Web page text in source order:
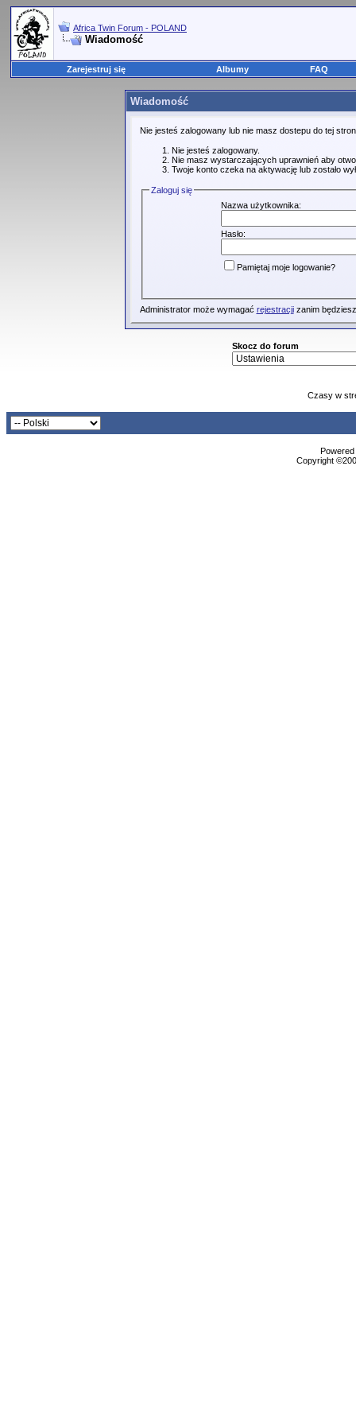
Africa Twin Forum - POLAND
Wiadomość
Zarejestruj się Albumy FAQ
Wiadomość
Nie jesteś zalogowany lub nie masz dostepu do tej
Nie jesteś zalogowany.
Nie masz wystarczających uprawnień aby
Twoje konto czeka na aktywację lub zostało
Zaloguj się
Nazwa użytkownika:
Hasło:
Pamiętaj moje logowanie?
Administrator może wymagać rejestracjizanim
Skocz do forum
Czasy w
Copyright